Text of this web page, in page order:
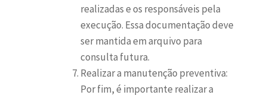
realizadas e os responsáveis pela
execução. Essa documentação deve
ser mantida em arquivo para
consulta futura.
Realizar a manutenção preventiva:
Por fim, é importante realizar a